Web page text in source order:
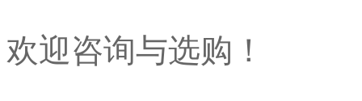
欢迎咨询与选购！